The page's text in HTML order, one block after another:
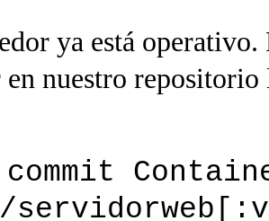
ya está
en nuestro